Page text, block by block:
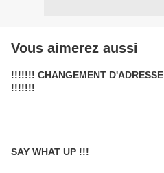
Vous aimerez aussi
!!!!!!! CHANGEMENT D'ADRESSE
!!!!!!!
SAY WHAT UP !!!